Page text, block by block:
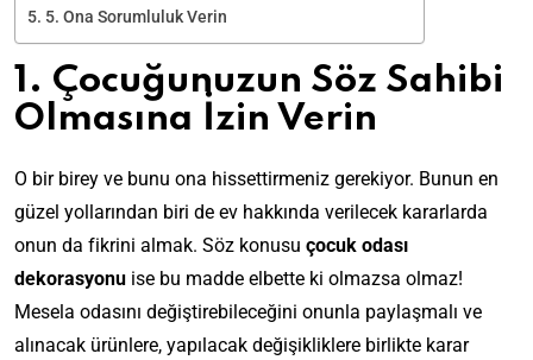
5. Ona Sorumluluk Verin
1. Çocuğunuzun Söz Sahibi
Olmasına İzin Verin
O bir birey ve bunu ona hissettirmeniz gerekiyor. Bunun en
güzel yollarından biri de ev hakkında verilecek kararlarda
onun da fikrini almak. Söz konusu çocuk odası
dekorasyonu ise bu madde elbette ki olmazsa olmaz!
Mesela odasını değiştirebileceğini onunla paylaşmalı ve
alınacak ürünlere, yapılacak değişikliklere birlikte karar